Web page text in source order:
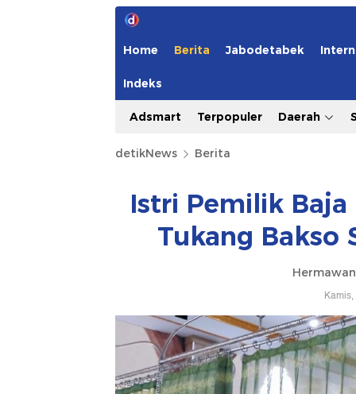
Home Berita Jabodetabek
Indeks
Adsmart Terpopuler Daerah
detikNews Berita
Istri Pemilik Baja
Tukang Bakso